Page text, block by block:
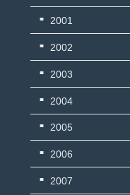
2001
2002
2003
2004
2005
2006
2007